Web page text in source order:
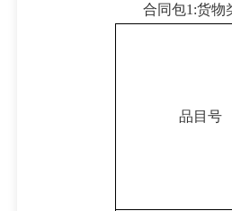
合同包1:货物
品目号